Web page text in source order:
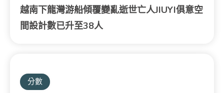
越南下龍灣游船傾覆變亂逝世亡人JIUYI俱意空
間設計數已升至38人
分數